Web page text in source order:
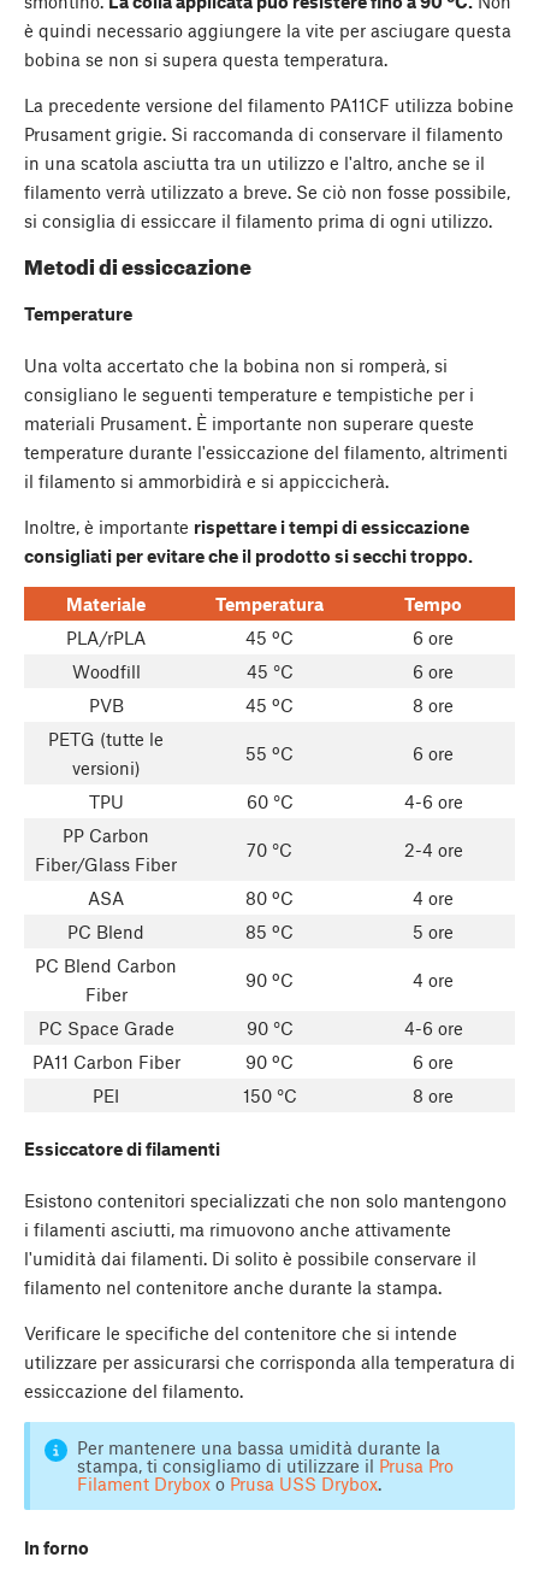
è quindi necessario aggiungere la vite per asciugare questa
bobina se non si supera questa temperatura.
La precedente versione del filamento PA11CF utilizza bobine
Prusament grigie. Si raccomanda di conservare il filamento
in una scatola asciutta tra un utilizzo e l'altro, anche se il
filamento verrà utilizzato a breve. Se ciò non fosse possibile,
si consiglia di essiccare il filamento prima di ogni utilizzo.
Metodi di essiccazione
Temperature
Una volta accertato che la bobina non si romperà, si
consigliano le seguenti temperature e tempistiche per i
materiali Prusament. È importante non superare queste
temperature durante l'essiccazione del filamento, altrimenti
il filamento si ammorbidirà e si appiccicherà.
Inoltre, è importante rispettare i tempi di essiccazione
consigliati per evitare che il prodotto si secchi troppo.
Materiale Temperatura
Tempo
PLA/rPLA
45 ºC
6 ore
Woodfill
45 °C
6 ore
PVB
45 ºC
8 ore
PETG (tutte le
versioni)
55 ºC 6 ore
TPU 60 °C
4-6 ore
PP Carbon
Fiber/Glass Fiber
70 °C 2-4 ore
ASA 80 ºC
4 ore
PC Blend
85 ºC
5 ore
PC Blend Carbon
Fiber
90 ºC 4 ore
PC Space Grade 90 °C
4-6 ore
PA11 Carbon Fiber
90 ºC
6 ore
PEI
150 °C 8 ore
Essiccatore di filamenti
Esistono contenitori specializzati che non solo mantengono
i filamenti asciutti, ma rimuovono anche attivamente
l'umidità dai filamenti. Di solito è possibile conservare il
filamento nel contenitore anche durante la stampa.
Verificare le specifiche del contenitore che si intende
utilizzare per assicurarsi che corrisponda alla temperatura di
essiccazione del filamento.
Per mantenere una bassa umidità durante la
stampa, ti consigliamo di utilizzare il Prusa Pro
Filament Dryboxo Prusa USS Drybox.
In forno